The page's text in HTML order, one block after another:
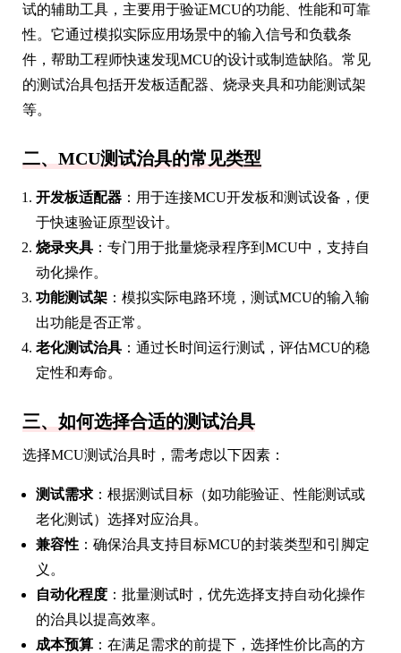
试的辅助工具，主要用于验证MCU的功能、性能和可靠
性。它通过模拟实际应用场景中的输入信号和负载条
件，帮助工程师快速发现MCU的设计或制造缺陷。常见
的测试治具包括开发板适配器、烧录夹具和功能测试架
等。
二、MCU测试治具的常见类型
开发板适配器 ：用于连接MCU开发板和测试设备，便
于快速验证原型设计。
烧录夹具 ：专门用于批量烧录程序到MCU中，支持自
动化操作。
功能测试架 ：模拟实际电路环境，测试MCU的输入输
出功能是否正常。
老化测试治具 ：通过长时间运行测试，评估MCU的稳
定性和寿命。
三、如何选择合适的测试治具
选择MCU测试治具时，需考虑以下因素：
测试需求 ：根据测试目标（如功能验证、性能测试或
老化测试）选择对应治具。
兼容性 ：确保治具支持目标MCU的封装类型和引脚定
义。
自动化程度 ：批量测试时，优先选择支持自动化操作
的治具以提高效率。
成本预算 ：在满足需求的前提下，选择性价比高的方